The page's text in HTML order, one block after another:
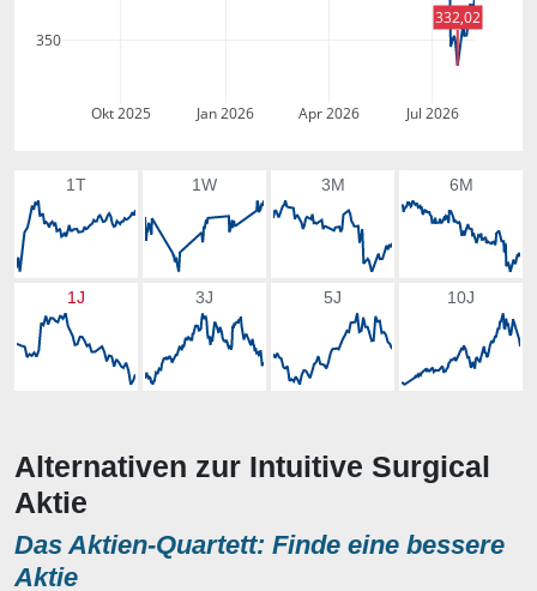
Okt 2025 Jan 2026 Apr 2026 Jul 2026
350
332,02
1T 1W 3M 6M
1J 3J 5J 10J
Alternativen zur Intuitive Surgical
Aktie
Das Aktien-Quartett: Finde eine bessere
Aktie